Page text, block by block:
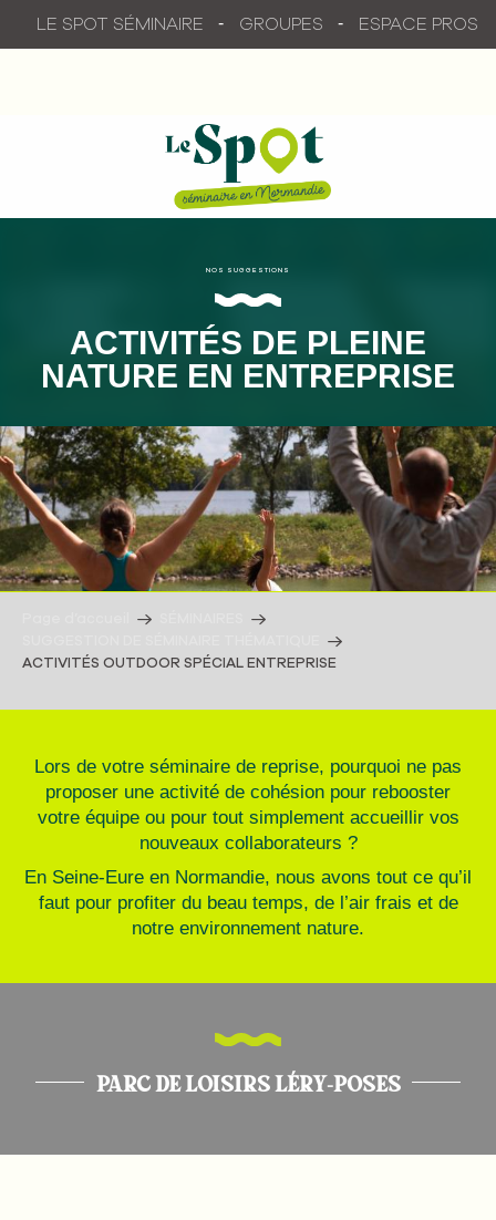
LE SPOT SÉMINAIRE GROUPES ESPACE PROS
NOS SUGGESTIONS
ACTIVITÉS DE PLEINE
NATURE EN ENTREPRISE
ACTIVITÉS OUTDOOR SPÉCIAL ENTREPRISE
Lors de votre séminaire de reprise, pourquoi ne pas
proposer une activité de cohésion pour rebooster
votre équipe ou pour tout simplement accueillir vos
nouveaux collaborateurs ?
En Seine-Eure en Normandie, nous avons tout ce qu’il
faut pour profiter du beau temps, de l’air frais et de
notre environnement nature.
PARC DE LOISIRS LÉRY-POSES